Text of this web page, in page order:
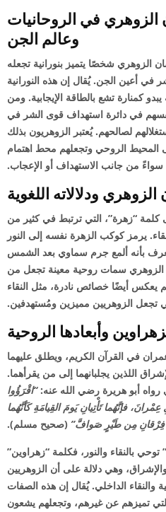
الزوهري في الروحانيات
وعالم الجن
الزوهري شخصًا يتميز بنورانية تجعله
أعين الجن. يُقال إن هذه النورانية
كمنارة تشع بالطاقة الإيجابية. ومن
في دائرة استهداف قوى الشر في
لصالحهم. يُعتبر الزوهريون بذلك
المحيط الروحي وتجعلهم محط اهتمام
سواءً من جانب الاستهداف أو الإعجاب.
“زهرة”، التي ترتبط في كثير من
يرمز كوكب الزهرة نفسه إلى النور
بأنه ألمع جرم سماوي بعد الشمس
سمات روحية معينة تجعل من
يعكس أيضًا خصائص نادرة، مثل النقاء
تجعل الزوهريين مميزين ومُستهدفين.
في القرآن الكريم، ويطلق عليهما
اللذين يجلبانهما إلى من يقرأهما.
أبو هريرة رضي الله عنه:“اقْرَؤُوا
فإنَّهُما تَأْتِيانِ يَومَ القِيامَةِ كَأنَّهُما
فِرْقانِ مِن طَيْرٍ صَوافَّ” (صحيح مسلم).
توحي بالنقاء والنور، فكلمة “زهراوين”
وهي دلالة على أن الزوهريين
والنقاء الداخلي. يُقال إن هذه الصفات
تميزهم عن غيرهم، وتجعلهم يشعون